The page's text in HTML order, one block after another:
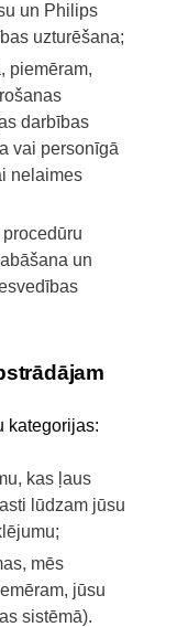
un Philips
uzturēšana;
piemēram,
darbības
vai personīgā
nelaimes
un
kategorijas:
kas ļaus
lūdzam jūsu
mēs
jūsu
sistēmā).